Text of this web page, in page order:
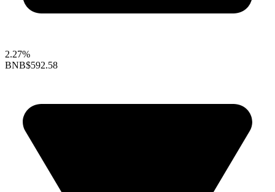
2.27%
BNB$592.58